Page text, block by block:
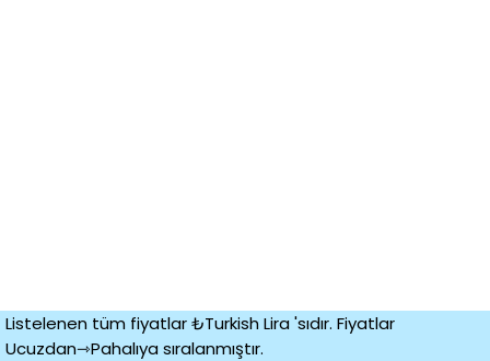
Listelenen tüm fiyatlar ₺Turkish Lira 'sıdır. Fiyatlar
Ucuzdan⇾Pahalıya sıralanmıştır.